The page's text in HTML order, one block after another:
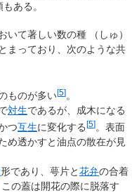
ある。
いて著しい数の種 （ しゅ ）
まっており、次のような共
ものが多い[5]。
対生であるが、成木になる
つ互生に変化する [5]。表面
め透かすと油点の散在が見
形であり、萼片と花弁の合着
の蓋は開花の際に脱落す